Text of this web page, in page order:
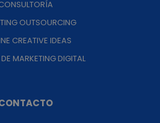
OUTSOURCING
CREATIVE IDEAS
MARKETING DIGITAL